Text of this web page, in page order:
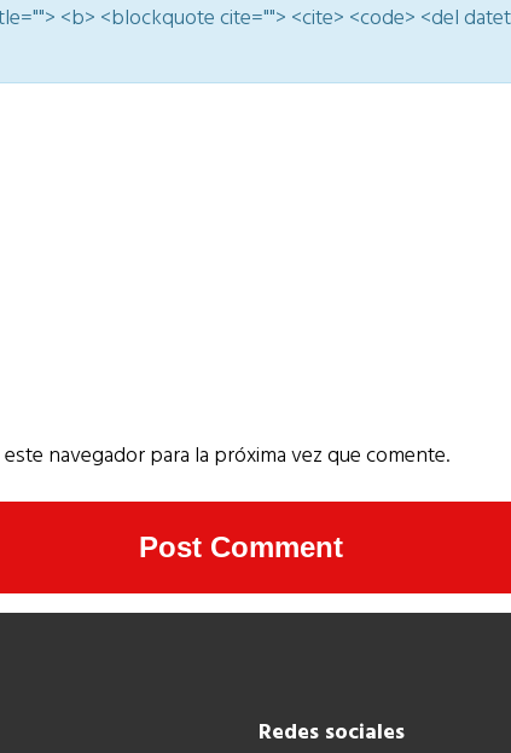
<b> <blockquote cite=""> <cite> <code> <del
navegador para la próxima vez que comente.
Redes sociales